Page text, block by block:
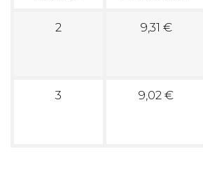
2 9,31 €
3 9,02 €